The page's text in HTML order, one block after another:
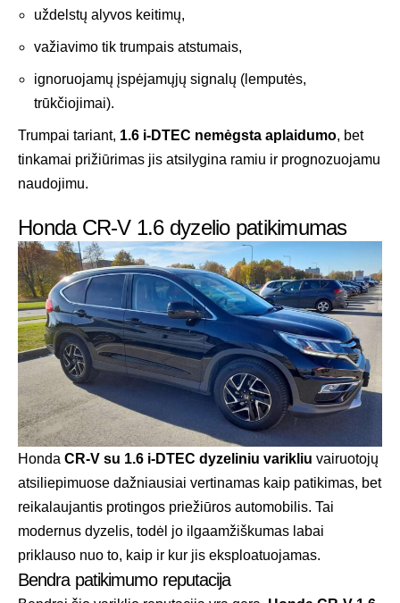
uždelstų alyvos keitimų,
važiavimo tik trumpais atstumais,
ignoruojamų įspėjamųjų signalų (lemputės,
trūkčiojimai).
Trumpai tariant, 1.6 i-DTEC nemėgsta aplaidumo, bet
tinkamai prižiūrimas jis atsilygina ramiu ir prognozuojamu
naudojimu.
Honda CR-V 1.6 dyzelio patikimumas
Honda CR-V su 1.6 i-DTEC dyzeliniu varikliu vairuotojų
atsiliepimuose dažniausiai vertinamas kaip patikimas, bet
reikalaujantis protingos priežiūros automobilis. Tai
modernus dyzelis, todėl jo ilgaamžiškumas labai
priklauso nuo to, kaip ir kur jis eksploatuojamas.
Bendra patikimumo reputacija